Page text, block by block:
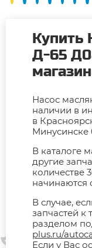
Купить
Д-65
Насос
наличии в
в
Минусинске
В каталоге
другие
количестве
начинаются
В случае,
запчастей к
разделом
plus.ru/
Если у Вас